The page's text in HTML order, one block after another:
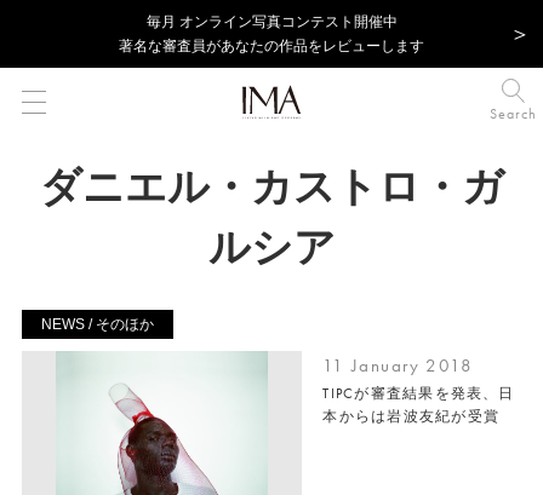
毎⽉ オンライン写真コンテスト開催中
著名な審査員があなたの作品をレビューします
Search
ダニエル・カストロ・ガ
ルシア
NEWS / そのほか
11 January 2018
TIPCが審査結果を発表、日
本からは岩波友紀が受賞